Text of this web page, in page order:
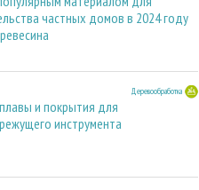
частных домов в 2024 году
Деревообработка
и покрытия для
инструмента